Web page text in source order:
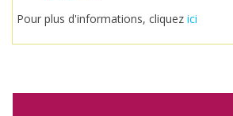
Pour plus d'informations, cliquez ici